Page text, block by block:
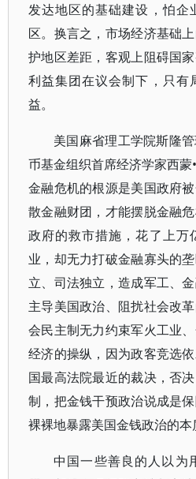
发达地区的基础建设，怕企
区。换言之，市场经济基础
护地区差距，客观上阻碍国
利益集团在议会制下，只有
益。
美国麻省理工学院斯隆
币基金组织首席经济学家西
金融危机的根源是美国政府
散金融财团，才能摆脱金融
政府的救市措施，花了上万
业，却无力打破金融寡头的
立、司法独立，造成军工、
主导美国政治、阻扰社会改
会民主制无力约束军火工业
经济的操纵，因为政客竞选
国最高法院最近的裁决，否
制，把金钱干预政治说成是
裸裸地暴露美国金钱政治的本
中国一些善良的人以为